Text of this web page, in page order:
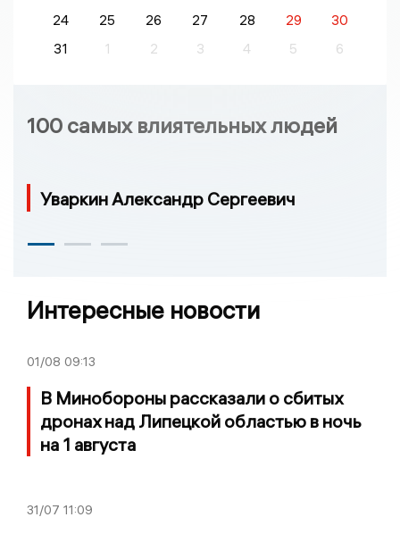
24 25 26 27 28 29
30
31
1 2 3 4 5 6
100 самых влиятельных людей
Уваркин Александр Сергеевич
Интересные новости
01/08 09:13
В Минобороны рассказали о сбитых
дронах над Липецкой областью в ночь
на 1 августа
31/07 11:09